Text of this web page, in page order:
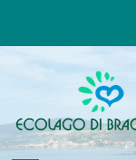
contenuto